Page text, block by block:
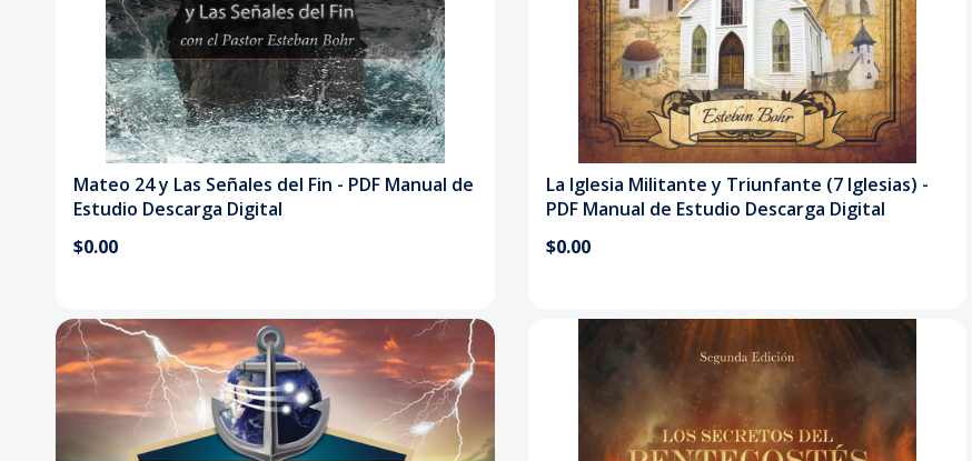
Mateo 24 y Las Señales del Fin - PDF Manual de
Estudio Descarga Digital
$0.00
La Iglesia Militante y Triunfante (7 Iglesias) -
PDF Manual de Estudio Descarga Digital
$0.00